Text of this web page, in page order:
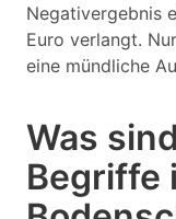
Negativergebnis
Euro verlangt.
eine mündliche
Was
Begriffe